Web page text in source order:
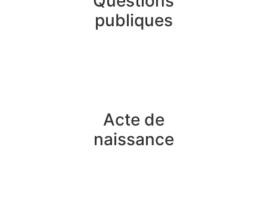
publiques
Acte de
naissance